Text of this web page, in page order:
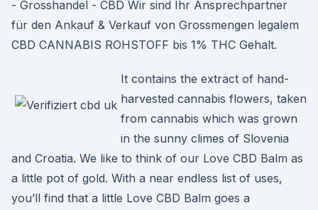
- Grosshandel - CBD Wir sind Ihr Ansprechpartner
für den Ankauf & Verkauf von Grossmengen legalem
CBD CANNABIS ROHSTOFF bis 1% THC Gehalt.
It contains the extract of hand-
harvested cannabis flowers, taken
from cannabis which was grown
in the sunny climes of Slovenia
and Croatia. We like to think of our Love CBD Balm as
a little pot of gold. With a near endless list of uses,
you’ll find that a little Love CBD Balm goes a